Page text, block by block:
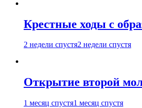
Крестные ходы с
2 недели спустя2 недели спустя
Открытие второй
1 месяц спустя1 месяц спустя